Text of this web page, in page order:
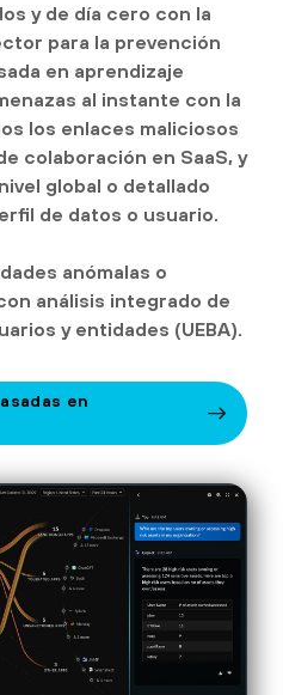
y de día cero con la
para la prevención
en aprendizaje
al instante con la
los enlaces maliciosos
colaboración en SaaS, y
global o detallado
de datos o usuario.
anómalas o
análisis integrado de
y entidades (UEBA).
en